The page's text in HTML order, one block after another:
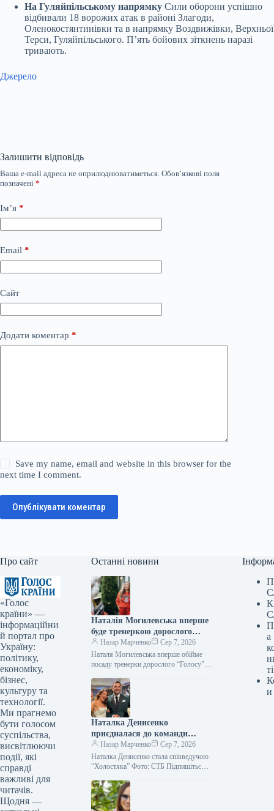
На Гуляйпільському напрямку Сили оборони успішно
відбивали 18 ворожих атак в районі Злагоди,
Оленокостянтинівки та в напрямку Воздвижівки, Верхньої
Терси, Гуляйпільського. П’ять бойових зіткнень наразі
тривають.
Джерело
Залишити відповідь
Ваша e-mail адреса не оприлюднюватиметься. Обов’язкові поля
позначені *
Ім’я *
Email *
Сайт
Додати коментар *
Save my name, email and website in this browser for the
next time I comment.
Опублікувати коментар
Про сайт
«Голос
країни» —
інформаційни
й портал про
Україну:
політику,
економіку,
бізнес,
культуру та
технології.
Ми прагнемо
бути голосом
суспільства,
висвітлюючи
події, які
справді
важливі для
читачів.
Щодня —
Останні новини
Наталія Могилевська вперше
буде тренеркою дорослого
“Голосу”
Назар Марченко
Сер 7, 2026
Наталя Могилевська вперше обійме
посаду тренерки дорослого “Голосу”
у Google зараз Услід за Тіною
Кароль…
Наталка Денисенко
приєдналася до команди
ведучих “Холостяка”
Назар Марченко
Сер 7, 2026
Наталка Денисенко стала співведучою
“Холостяка” Фото: СТБ Підпишіться
Наталка Денисенко вдруге обійняла
посаду…
а
ті
и